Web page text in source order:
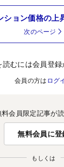
ション価格の上
次のページ
むには会員登録
会員の方は ログ
料会員限定記事が
無料会員に
もしくは